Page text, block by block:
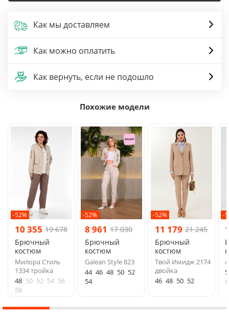
Как мы доставляем
Как можно оплатить
Как вернуть, если не подошло
Похожие модели
-52%
10 355 19 678
Брючный
костюм
Милора Стиль
1334 тройка
48 50 52 54 56
58
-52%
8 961 17 030
Брючный
костюм
Galean Style 823
44 46 48 50 52
54
-52%
11 179 21 245
Брючный
костюм
Твой Имидж 2174
двойка
46 48 50 52
-